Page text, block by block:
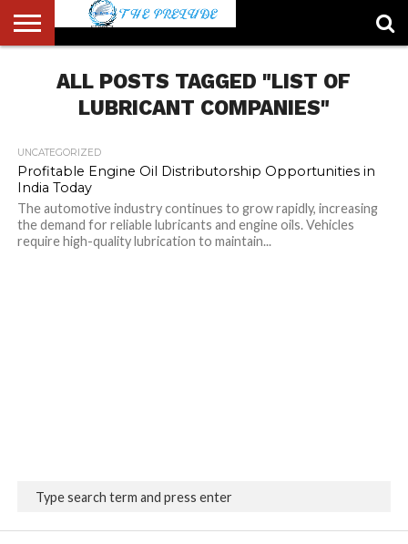
ACCOUNT
AUTHORS
LIST
FULL-
WIDTH
HOME
LATEST
NEWS
LOGIN
LOGOUT
MEMBERS
PASSWORD
RESET
REGISTER
SAMPLE
PAGE
TYPOGRAPHY
USERALL POSTS TAGGED "LIST OF
LUBRICANT COMPANIES"
UNCATEGORIZED
Profitable Engine Oil Distributorship Opportunities in
India Today
The automotive industry continues to grow rapidly, increasing
the demand for reliable lubricants and engine oils. Vehicles
require high-quality lubrication to maintain...